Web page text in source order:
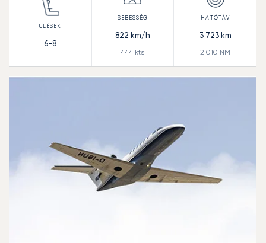
6-8
822 km/h
444 kts
3 723km
2 010 NM